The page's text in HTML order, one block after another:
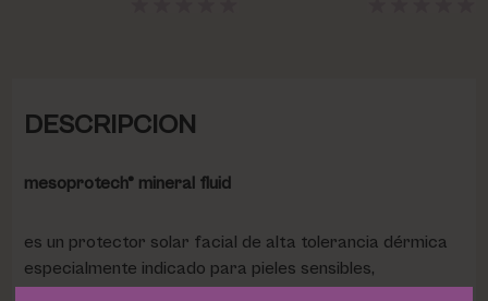
DESCRIPCION
mesoprotech® mineral fluid
es un protector solar facial de alta tolerancia dérmica
especialmente indicado para pieles sensibles,